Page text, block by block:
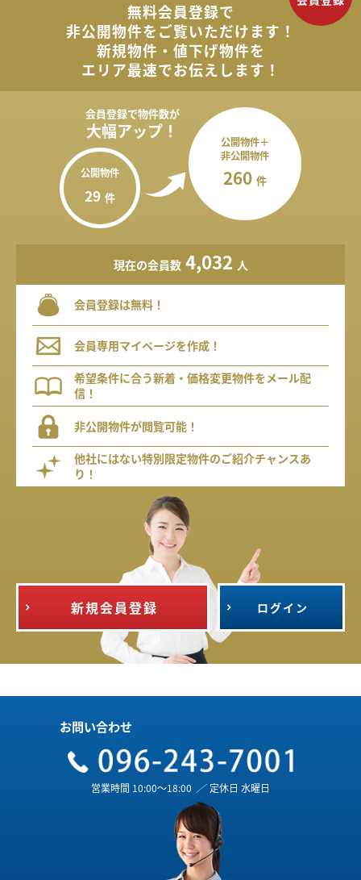
無料会員登録で
非公開物件をご覧いただけます！
新規物件・値下げ物件を
エリア最速でお伝えします！
会員登録で物件数が
大幅アップ！
公開物件
29 件
公開物件＋
非公開物件
260 件
現在の会員数 4,032 人
会員登録は無料！
会員専用マイページを作成！
希望条件に合う新着・価格変更物件をメール配
信！
非公開物件が閲覧可能！
他社にはない特別限定物件のご紹介チャンスあ
り！
新規会員登録 ログイン
お問い合わせ
営業時間 10:00～18:00 ／ 定休日 水曜日